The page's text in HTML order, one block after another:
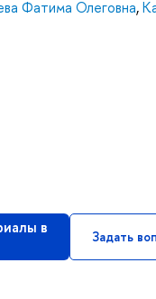
Фатима Олеговна,
в
Задать